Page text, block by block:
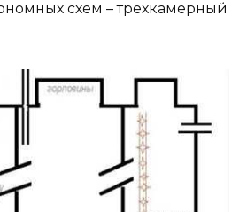
схем – трехкамерный